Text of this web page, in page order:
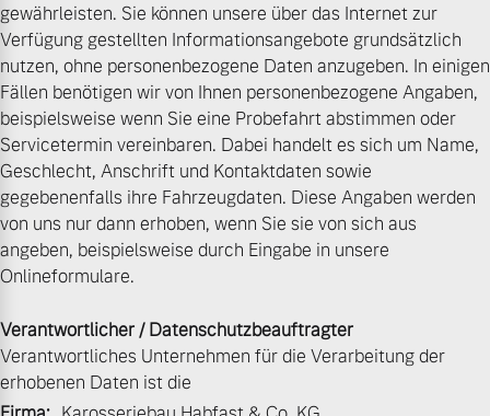
Plug-in Hybrid
3 Modelle
Mild-Hybrid
4 Modelle
Geschäftskunden
Editionsmodelle
Geschäftskunden
Volvo Gebrauchtwagenbörse
Gebrauchtwagen
Volvo kauft Ihr Auto
Aktuelle Zubehörangebote
Zubehörkatalog
Unser Team
Kontakt und Anfahrt
Karriere
Unsere News & Events
gewährleisten. Sie können unsere über das Internet zur
Verfügung gestellten Informationsangebote grundsätzlich
nutzen, ohne personenbezogene Daten anzugeben. In einigen
Fällen benötigen wir von Ihnen personenbezogene Angaben,
beispielsweise wenn Sie eine Probefahrt abstimmen oder
Servicetermin vereinbaren. Dabei handelt es sich um Name,
Geschlecht, Anschrift und Kontaktdaten sowie
gegebenenfalls ihre Fahrzeugdaten. Diese Angaben werden
von uns nur dann erhoben, wenn Sie sie von sich aus
angeben, beispielsweise durch Eingabe in unsere
Onlineformulare.
Verantwortlicher / Datenschutzbeauftragter
Verantwortliches Unternehmen für die Verarbeitung der
erhobenen Daten ist die